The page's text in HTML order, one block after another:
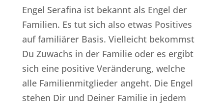
Engel Serafina ist bekannt als Engel der
Familien. Es tut sich also etwas Positives
auf familiärer Basis. Vielleicht bekommst
Du Zuwachs in der Familie oder es ergibt
sich eine positive Veränderung, welche
alle Familienmitglieder angeht. Die Engel
stehen Dir und Deiner Familie in jedem